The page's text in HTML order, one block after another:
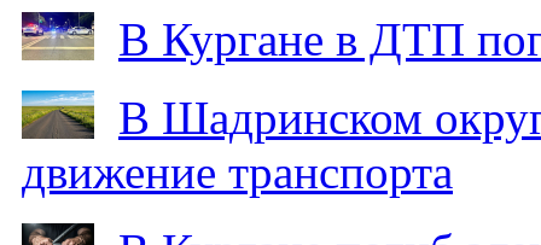
В Кургане в ДТП
В Шадринском
движение транспорта